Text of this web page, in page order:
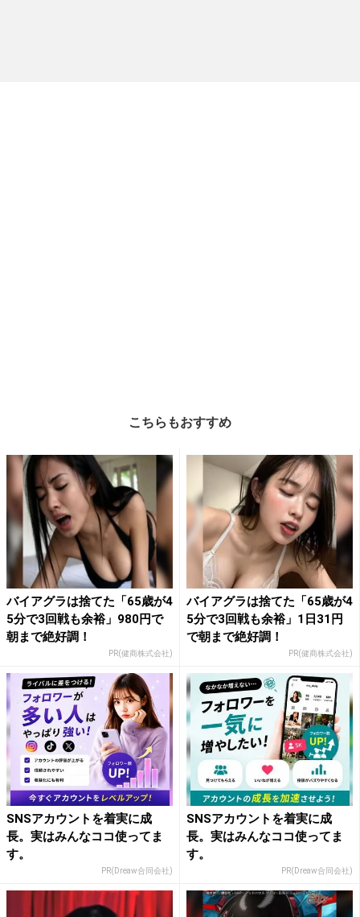
こちらもおすすめ
バイアグラは捨てた「65歳が4
5分で3回戦も余裕」980円で
朝まで絶好調！
PR(健商株式会社)
バイアグラは捨てた「65歳が4
5分で3回戦も余裕」1日31円
で朝まで絶好調！
PR(健商株式会社)
SNSアカウントを着実に成
長。実はみんなココ使ってま
す。
PR(Dreaw合同会社)
SNSアカウントを着実に成
長。実はみんなココ使ってま
す。
PR(Dreaw合同会社)